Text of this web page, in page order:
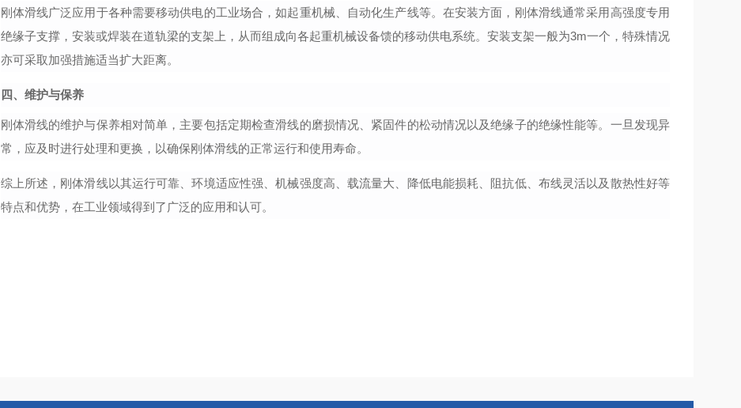
刚体滑线广泛应用于各种需要移动供电的工业场合，如起重机械、自动化生产线等。在安装方面，刚体滑线通常采用高强度专用
绝缘子支撑，安装或焊装在道轨梁的支架上，从而组成向各起重机械设备馈的移动供电系统。安装支架一般为3m一个，特殊情况
亦可采取加强措施适当扩大距离。
四、维护与保养
刚体滑线的维护与保养相对简单，主要包括定期检查滑线的磨损情况、紧固件的松动情况以及绝缘子的绝缘性能等。一旦发现异
常，应及时进行处理和更换，以确保刚体滑线的正常运行和使用寿命。
综上所述，刚体滑线以其运行可靠、环境适应性强、机械强度高、载流量大、降低电能损耗、阻抗低、布线灵活以及散热性好等
特点和优势，在工业领域得到了广泛的应用和认可。